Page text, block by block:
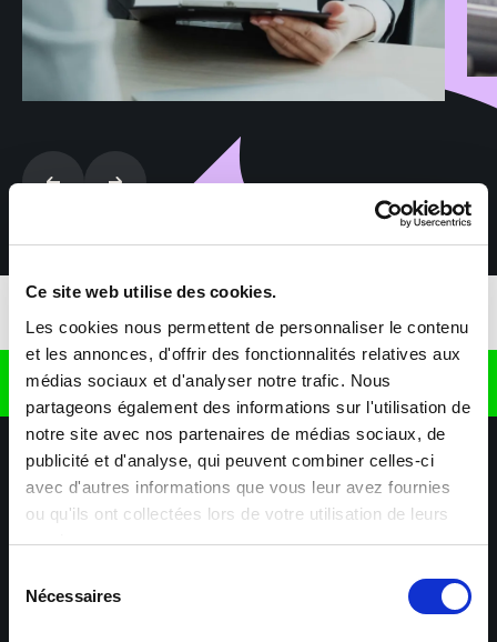
Ce site web utilise des cookies.
Les cookies nous permettent de personnaliser le contenu
et les annonces, d'offrir des fonctionnalités relatives aux
médias sociaux et d'analyser notre trafic. Nous
partageons également des informations sur l'utilisation de
notre site avec nos partenaires de médias sociaux, de
publicité et d'analyse, qui peuvent combiner celles-ci
avec d'autres informations que vous leur avez fournies
ou qu'ils ont collectées lors de votre utilisation de leurs
services.
Nécessaires
Retrouvez nous sur
Nos agences Aide & Contact